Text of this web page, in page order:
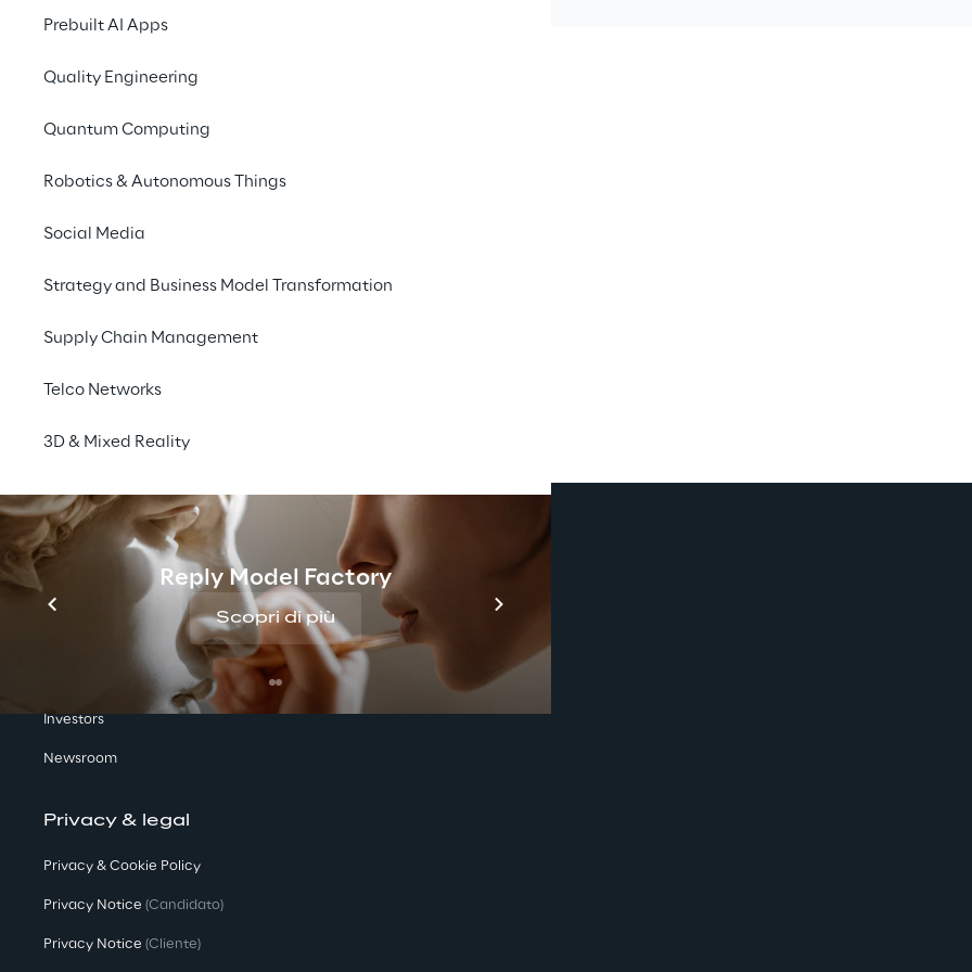
Prebuilt AI Apps
Quality Engineering
Quantum Computing
Robotics & Autonomous Things
Social Media
Strategy and Business Model Transformation
Supply Chain Management
Telco Networks
3D & Mixed Reality
Reply Model Factory
Scopri di più
No contents here.
We are
Investors
Newsroom
Privacy & legal
Privacy & Cookie Policy
Privacy Notice (Candidato)
Privacy Notice (Cliente)